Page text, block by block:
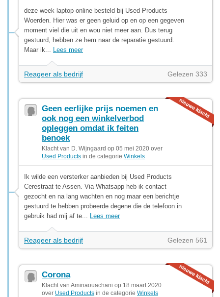
deze week laptop online besteld bij Used Products
Woerden. Hier was er geen geluid op en op een gegeven
moment viel die uit en wou niet meer aan. Dus terug
gestuurd, hebben ze hem naar de reparatie gestuurd.
Maar ik... Lees meer
Reageer als bedrijf Gelezen 333
Geen eerlijke prijs noemen en
ook nog een winkelverbod
opleggen omdat ik feiten
benoek
Klacht van D. Wijngaard op 05 mei 2020 over
Used Products in de categorie Winkels
Ik wilde een versterker aanbieden bij Used Products
Cerestraat te Assen. Via Whatsapp heb ik contact
gezocht en na lang wachten en nog maar een berichtje
gestuurd te hebben probeerde degene die de telefoon in
gebruik had mij af te... Lees meer
Reageer als bedrijf Gelezen 561
Corona
Klacht van Aminaouachani op 18 maart 2020
over Used Products in de categorie Winkels